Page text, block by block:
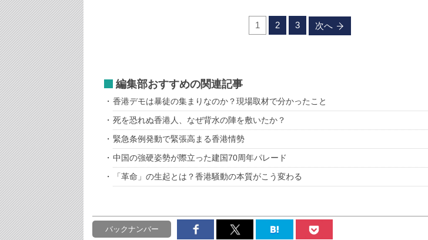
1 2 3 次へ
編集部おすすめの関連記事
香港デモは暴徒の集まりなのか？現場取材で分かったこと
死を恐れぬ香港人、なぜ背水の陣を敷いたか？
緊急条例発動で緊張高まる香港情勢
中国の強硬姿勢が際立った建国70周年パレード
「革命」の生起とは？香港騒動の本質がこう変わる
バックナンバー